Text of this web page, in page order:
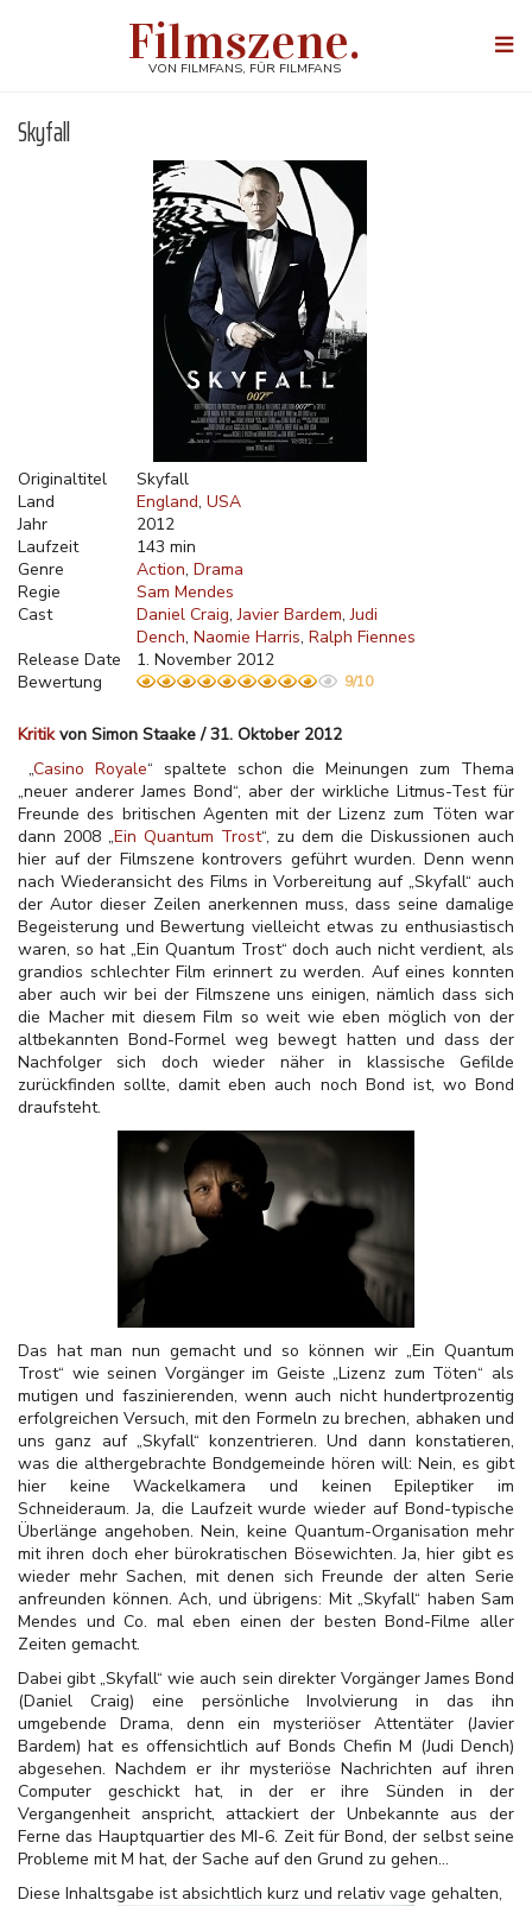
Filmszene.
VON FILMFANS, FÜR FILMFANS
Skyfall
Originaltitel
Skyfall
Land
England USA
Jahr
2012
Laufzeit
143 min
Genre
Action Drama
Regie
Sam Mendes
Cast
Daniel Craig Javier Bardem Judi
Dench Naomie Harris Ralph Fiennes
Release Date
1. November 2012
Bewertung
9/10
Kritikvon Simon Staake / 31. Oktober 2012
„Casino Royale“ spaltete schon die Meinungen zum Thema
„neuer anderer James Bond“, aber der wirkliche Litmus-Test für
Freunde des britischen Agenten mit der Lizenz zum Töten war
dann 2008 „Ein Quantum Trost“, zu dem die Diskussionen auch
hier auf der Filmszene kontrovers geführt wurden. Denn wenn
nach Wiederansicht des Films in Vorbereitung auf „Skyfall“ auch
der Autor dieser Zeilen anerkennen muss, dass seine damalige
Begeisterung und Bewertung vielleicht etwas zu enthusiastisch
waren, so hat „Ein Quantum Trost“ doch auch nicht verdient, als
grandios schlechter Film erinnert zu werden. Auf eines konnten
aber auch wir bei der Filmszene uns einigen, nämlich dass sich
die Macher mit diesem Film so weit wie eben möglich von der
altbekannten Bond-Formel weg bewegt hatten und dass der
Nachfolger sich doch wieder näher in klassische Gefilde
zurückfinden sollte, damit eben auch noch Bond ist, wo Bond
draufsteht.
Das hat man nun gemacht und so können wir „Ein Quantum
Trost“ wie seinen Vorgänger im Geiste „Lizenz zum Töten“ als
mutigen und faszinierenden, wenn auch nicht hundertprozentig
erfolgreichen Versuch, mit den Formeln zu brechen, abhaken und
uns ganz auf „Skyfall“ konzentrieren. Und dann konstatieren,
was die althergebrachte Bondgemeinde hören will: Nein, es gibt
hier keine Wackelkamera und keinen Epileptiker im
Schneideraum. Ja, die Laufzeit wurde wieder auf Bond-typische
Überlänge angehoben. Nein, keine Quantum-Organisation mehr
mit ihren doch eher bürokratischen Bösewichten. Ja, hier gibt es
wieder mehr Sachen, mit denen sich Freunde der alten Serie
anfreunden können. Ach, und übrigens: Mit „Skyfall“ haben Sam
Mendes und Co. mal eben einen der besten Bond-Filme aller
Zeiten gemacht.
Dabei gibt „Skyfall“ wie auch sein direkter Vorgänger James Bond
(Daniel Craig) eine persönliche Involvierung in das ihn
umgebende Drama, denn ein mysteriöser Attentäter (Javier
Bardem) hat es offensichtlich auf Bonds Chefin M (Judi Dench)
abgesehen. Nachdem er ihr mysteriöse Nachrichten auf ihren
Computer geschickt hat, in der er ihre Sünden in der
Vergangenheit anspricht, attackiert der Unbekannte aus der
Ferne das Hauptquartier des MI-6. Zeit für Bond, der selbst seine
Probleme mit M hat, der Sache auf den Grund zu gehen...
Diese Inhaltsgabe ist absichtlich kurz und relativ vage gehalten,